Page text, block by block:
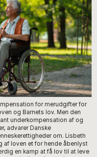
for merudgifter for
og Barnets lov. Men den
underkompensation af og
advarer Danske
om. Lisbeth
af loven et for hende åbenlyst
en kamp at få lov til at leve